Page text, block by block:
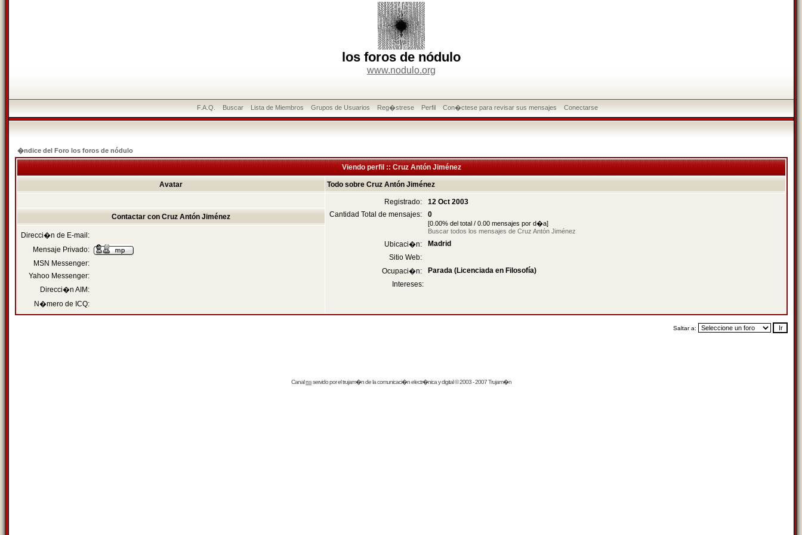
los foros de nódulo
www.nodulo.org
F.A.Q. Buscar Lista de Miembros Grupos de Usuarios Reg�strese Perfil Con�ctese para revisar sus mensajes Conectarse
�ndice del Foro los foros de nódulo
Viendo perfil :: Cruz Antón Jiménez
Avatar Todo sobre Cruz Antón Jiménez
Registrado:
12 Oct 2003
Cantidad Total de mensajes:
0
[0.00% del total / 0.00 mensajes por d�a]
Buscar todos los mensajes de Cruz Antón Jiménez
Ubicaci�n:
Madrid
Sitio Web:
Ocupaci�n:
Parada (Licenciada en Filosofía)
Intereses:
Contactar con Cruz Antón Jiménez
Direcci�n de E-mail:
Mensaje Privado:
MSN Messenger:
Yahoo Messenger:
Direcci�n AIM:
N�mero de ICQ:
Saltar a:
Canalrssservido por eltrujam�nde la comunicaci�n electr�nica y digital © 2003 - 2007 Trujam�n